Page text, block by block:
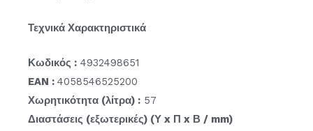
Τεχνικά Χαρακτηριστικά
Κωδικός : 4932498651
EAN : 4058546525200
Χωρητικότητα (λίτρα) : 57
Διαστάσεις (εξωτερικές) (Υ x Π x Β / mm)